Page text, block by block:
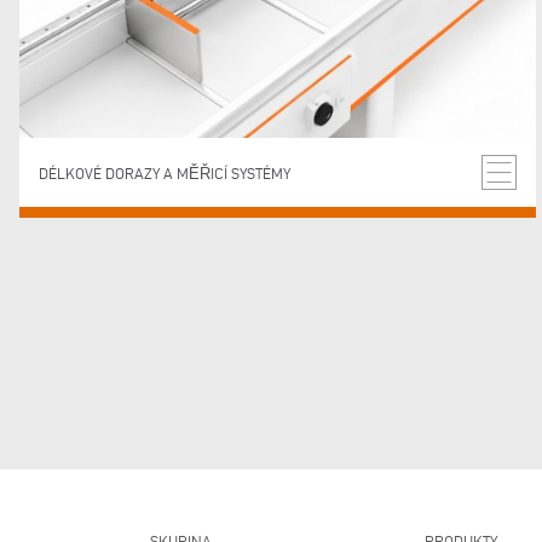
DÉLKOVÉ DORAZY A MĚŘICÍ SYSTÉMY